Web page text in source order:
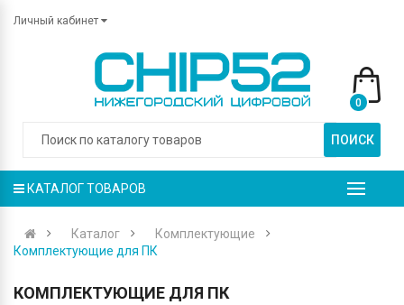
Личный кабинет
ПОИСК
0
КАТАЛОГ ТОВАРОВ
Каталог
Комплектующие
Комплектующие для ПК
КОМПЛЕКТУЮЩИЕ ДЛЯ ПК